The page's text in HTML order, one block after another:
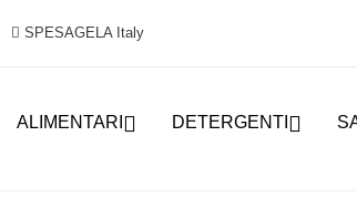
SPESAGELA Italy
ALIMENTARI  DETERGENTI 